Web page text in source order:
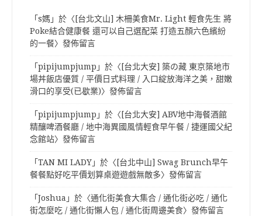
「s媽 」於〈 [台北文山] 木柵美食Mr. Light 輕食先生 將
Poke結合健康餐 還可以自己選配菜 打造五顏六色繽紛
的一餐〉發佈留言
「pipijumpjump 」於〈 [台北大安] 築の藏 東京築地市
場丼飯店優質 / 平價日式料理 / 入口綻放海洋之美，甜嫩
滑口的享受(已歇業)〉發佈留言
「pipijumpjump 」於〈 [台北大安] ABV地中海餐酒館
精釀啤酒餐廳 / 地中海異國風情輕食早午餐 / 捷運國父紀
念館站〉發佈留言
「TAN MI LADY」於〈 [台北中山] Swag Brunch早午
餐餐點好吃平價划算桌遊遊戲無敵多〉發佈留言
「Joshua 」於〈通化街美食大集合 / 通化街必吃 / 通化
街怎麼吃 / 通化街懶人包 / 通化街周邊美食〉發佈留言